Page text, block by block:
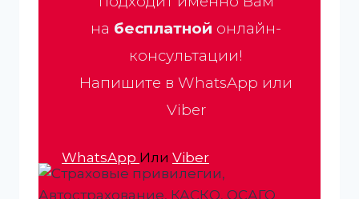
на бесплатной онлайн-
консультации!
Напишите в WhatsApp или
Viber
WhatsApp Или Viber